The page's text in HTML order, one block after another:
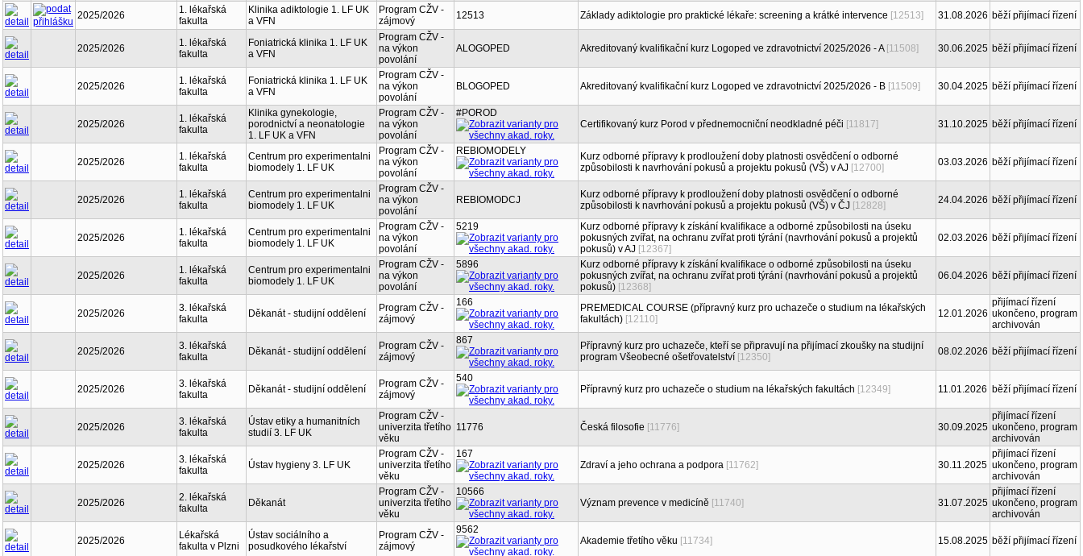
2025/2026
1. lékařská
fakulta
Klinika adiktologie 1. LF UK
a VFN
Program CŽV -
zájmový
12513 Základy adiktologie pro praktické lékaře: screening a krátké intervence [12513] 31.08.2026 běží přijímací řízení
2025/2026
1. lékařská
fakulta
Foniatrická klinika 1. LF UK
a VFN
Program CŽV -
na výkon
povolání
ALOGOPED Akreditovaný kvalifikační kurz Logoped ve zdravotnictví 2025/2026 - A [11508] 30.06.2025 běží přijímací řízení
2025/2026
1. lékařská
fakulta
Foniatrická klinika 1. LF UK
a VFN
Program CŽV -
na výkon
povolání
BLOGOPED Akreditovaný kvalifikační kurz Logoped ve zdravotnictví 2025/2026 - B [11509] 30.04.2025 běží přijímací řízení
2025/2026
1. lékařská
fakulta
Klinika gynekologie,
porodnictví a neonatologie
1. LF UK a VFN
Program CŽV -
na výkon
povolání
#POROD
Certifikovaný kurz Porod v přednemocniční neodkladné péči [11817] 31.10.2025 běží přijímací řízení
2025/2026
1. lékařská
fakulta
Centrum pro experimentalni
biomodely 1. LF UK
Program CŽV -
na výkon
povolání
REBIOMODELY
Kurz odborné přípravy k prodloužení doby platnosti osvědčení o odborné
způsobilosti k navrhování pokusů a projektu pokusů (VŠ) v AJ [12700] 03.03.2026 běží přijímací řízení
2025/2026
1. lékařská
fakulta
Centrum pro experimentalni
biomodely 1. LF UK
Program CŽV -
na výkon
povolání
REBIOMODCJ
Kurz odborné přípravy k prodloužení doby platnosti osvědčení o odborné
způsobilosti k navrhování pokusů a projektu pokusů (VŠ) v ČJ [12828] 24.04.2026 běží přijímací řízení
2025/2026
1. lékařská
fakulta
Centrum pro experimentalni
biomodely 1. LF UK
Program CŽV -
na výkon
povolání
5219
Kurz odborné přípravy k získání kvalifikace a odborné způsobilosti na úseku
pokusných zvířat, na ochranu zvířat proti týrání (navrhování pokusů a projektů
pokusů) v AJ [12367]
02.03.2026 běží přijímací řízení
2025/2026
1. lékařská
fakulta
Centrum pro experimentalni
biomodely 1. LF UK
Program CŽV -
na výkon
povolání
5896
Kurz odborné přípravy k získání kvalifikace o odborné způsobilosti na úseku
pokusných zvířat, na ochranu zvířat proti týrání (navrhování pokusů a projektů
pokusů) [12368]
06.04.2026 běží přijímací řízení
2025/2026
3. lékařská
fakulta
Děkanát - studijní oddělení
Program CŽV -
zájmový
166
PREMEDICAL COURSE (přípravný kurz pro uchazeče o studium na lékařských
fakultách) [12110] 12.01.2026
přijímací řízení
ukončeno, program
archivován
2025/2026
3. lékařská
fakulta
Děkanát - studijní oddělení
Program CŽV -
zájmový
867
Přípravný kurz pro uchazeče, kteří se připravují na přijímací zkoušky na studijní
program Všeobecné ošetřovatelství [12350] 08.02.2026 běží přijímací řízení
2025/2026
3. lékařská
fakulta
Děkanát - studijní oddělení
Program CŽV -
zájmový
540
Přípravný kurz pro uchazeče o studium na lékařských fakultách [12349] 11.01.2026 běží přijímací řízení
2025/2026
3. lékařská
fakulta
Ústav etiky a humanitních
studií 3. LF UK
Program CŽV -
univerzita třetího
věku
11776 Česká filosofie [11776] 30.09.2025
přijímací řízení
ukončeno, program
archivován
2025/2026
3. lékařská
fakulta
Ústav hygieny 3. LF UK
Program CŽV -
univerzita třetího
věku
167
Zdraví a jeho ochrana a podpora [11762] 30.11.2025
přijímací řízení
ukončeno, program
archivován
2025/2026
2. lékařská
fakulta
Děkanát
Program CŽV -
univerzita třetího
věku
10566
Význam prevence v medicíně [11740] 31.07.2025
přijímací řízení
ukončeno, program
archivován
2025/2026
Lékařská
fakulta v Plzni
Ústav sociálního a
posudkového lékařství
Program CŽV -
zájmový
9562
Akademie třetího věku [11734] 15.08.2025 běží přijímací řízení